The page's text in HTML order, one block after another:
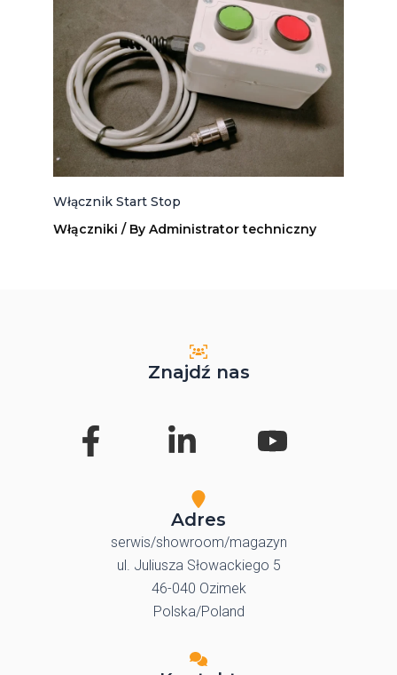
Włącznik Start Stop
Włączniki / By Administrator techniczny
Znajdź nas
Adres
serwis/showroom/magazyn
ul. Juliusza Słowackiego 5
46-040 Ozimek
Polska/Poland